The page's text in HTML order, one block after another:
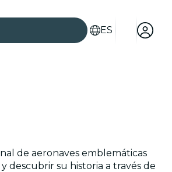
ES
de aeronaves emblemáticas
descubrir su historia a través de